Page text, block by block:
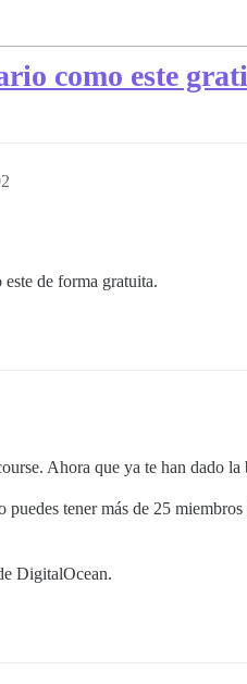
como este
de forma gratuita.
Ahora que ya te han dado
tener más de 25
DigitalOcean.